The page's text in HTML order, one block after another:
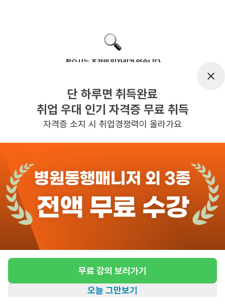
찾으시는 조건의 일자리가 없습니다
반경 3KM 이내의 일자리 확인하기
단 하루면 취득완료
취업 우대 인기 자격증 무료 취득
자격증 소지 시 취업경쟁력이 올라가요
무료 강의 보러가기
오늘 그만보기